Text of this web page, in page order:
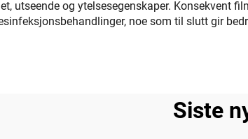
utseende og ytelsesegenskaper. Konsekvent
noe som til slutt gir
Siste